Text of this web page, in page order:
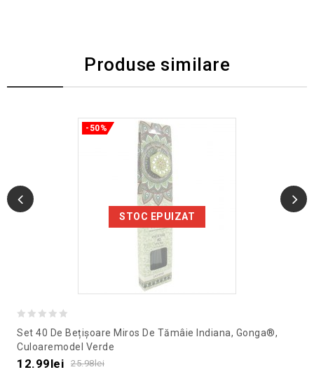
Produse similare
STOC EPUIZAT
-50%
out
of
Set 40 De Bețișoare Miros De Tămâie Indiana, Gonga®,
Culoaremodel Verde
25.98lei
12.99lei